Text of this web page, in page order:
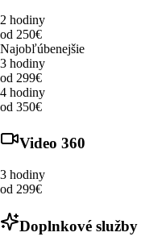
2 hodiny
od 250€
Najobľúbenejšie
3 hodiny
od 299€
4 hodiny
od 350€
Video 360
3 hodiny
od 299€
Doplnkové služby